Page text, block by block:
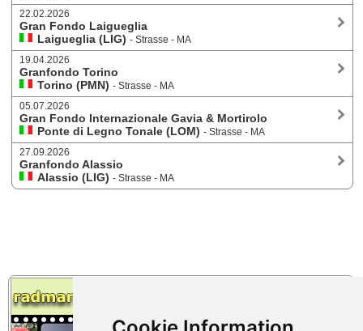
22.02.2026
Gran Fondo Laigueglia
Laigueglia (LIG) - Strasse - MA
19.04.2026
Granfondo Torino
Torino (PMN) - Strasse - MA
05.07.2026
Gran Fondo Internazionale Gavia & Mortirolo
Ponte di Legno Tonale (LOM) - Strasse - MA
27.09.2026
Granfondo Alassio
Alassio (LIG) - Strasse - MA